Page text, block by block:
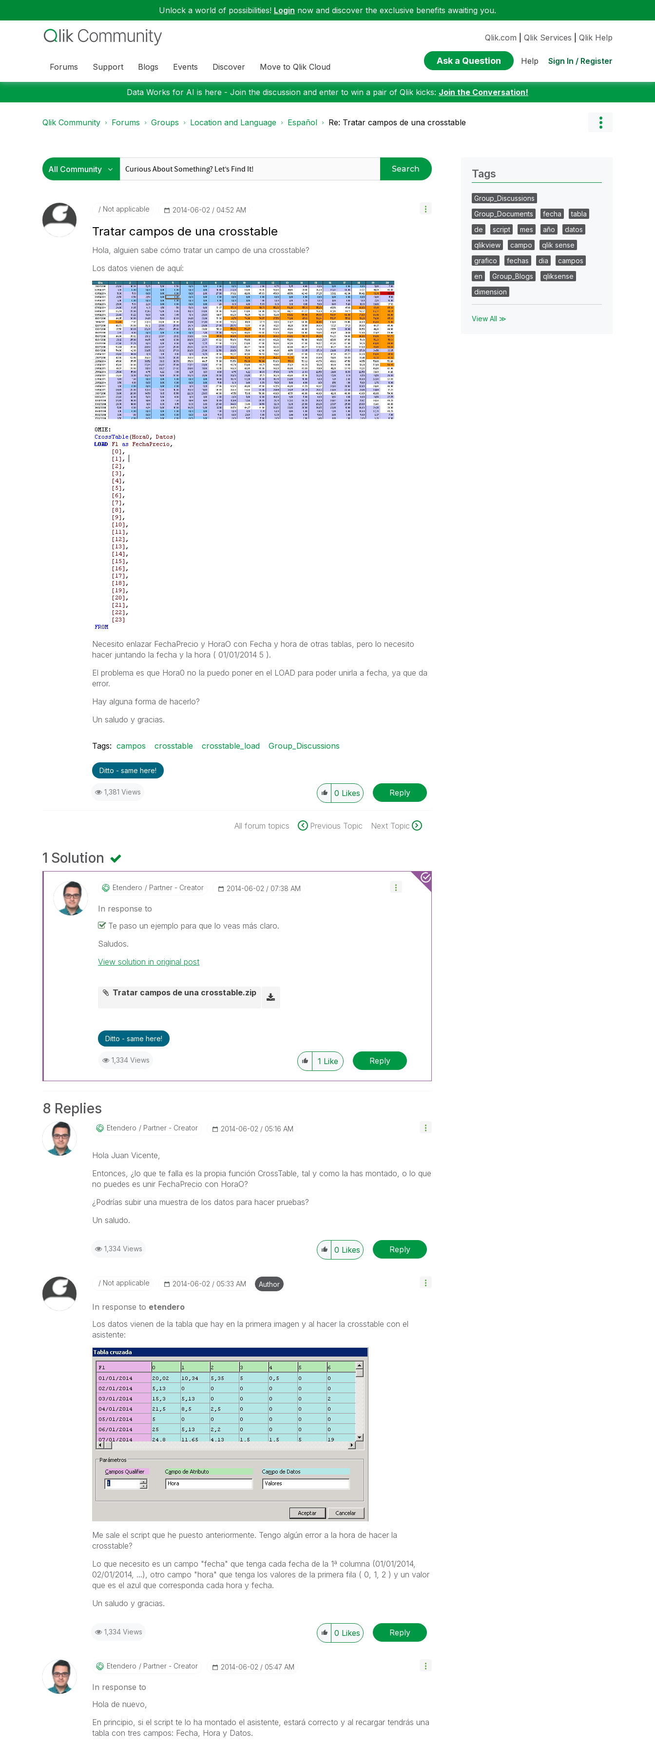
Unlock a world of possibilities! Login now and discover the exclusive benefits awaiting you.
Forums Support Blogs Events Discover Move to Qlik Cloud
Qlik.com Qlik Services Qlik Help
Ask a Question Help Sign In / Register
Data Works for AI is here - Join the discussion and enter to win a pair of Qlik kicks: Join the Conversation!
Qlik Community Forums Groups Location and Language Español Re: Tratar campos de una crosstable
Search
Not applicable ‎2014-06-02 04:52 AM
Tratar campos de una crosstable
Hola, alguien sabe cómo tratar un campo de una crosstable?
Los datos vienen de aquí:
Necesito enlazar FechaPrecio y HoraO con Fecha y hora de otras tablas, pero lo necesito
hacer juntando la fecha y la hora ( 01/01/2014 5 ).
El problema es que Hora0 no la puedo poner en el LOAD para poder unirla a fecha, ya que da
error.
Hay alguna forma de hacerlo?
Un saludo y gracias.
Tags: campos crosstable crosstable_load Group_Discussions
Ditto - same here!
1,381 Views 0 Likes Reply
All forum topics Previous Topic Next Topic
1 Solution
Etendero Partner - Creator ‎2014-06-02 07:38 AM
In response to
Te paso un ejemplo para que lo veas más claro.
Saludos.
View solution in original post
Tratar campos de una crosstable.zip
Ditto - same here!
1,334 Views 1 Like Reply
8 Replies
Etendero Partner - Creator ‎2014-06-02 05:16 AM
Hola Juan Vicente,
Entonces, ¿lo que te falla es la propia función CrossTable, tal y como la has montado, o lo que
no puedes es unir FechaPrecio con HoraO?
¿Podrías subir una muestra de los datos para hacer pruebas?
Un saludo.
1,334 Views 0 Likes Reply
Not applicable ‎2014-06-02 05:33 AM Author
In response to etendero
Los datos vienen de la tabla que hay en la primera imagen y al hacer la crosstable con el
asistente:
Me sale el script que he puesto anteriormente. Tengo algún error a la hora de hacer la
crosstable?
Lo que necesito es un campo "fecha" que tenga cada fecha de la 1ª columna (01/01/2014,
02/01/2014, ...), otro campo "hora" que tenga los valores de la primera fila ( 0, 1, 2 ) y un valor
que es el azul que corresponda cada hora y fecha.
Un saludo y gracias.
1,334 Views 0 Likes Reply
Etendero Partner - Creator ‎2014-06-02 05:47 AM
In response to
Hola de nuevo,
En principio, si el script te lo ha montado el asistente, estará correcto y al recargar tendrás una
tabla con tres campos: Fecha, Hora y Datos.
Tags
Group_Discussions
Group_Documents
fecha
tabla
de
script mes año
datos
qlikview
campo
qlik sense
grafico
fechas dia
campos
en
Group_Blogs
qliksense
dimension
View All ≫